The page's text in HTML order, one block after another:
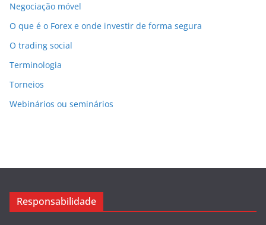
Negociação móvel
O que é o Forex e onde investir de forma segura
O trading social
Terminologia
Torneios
Webinários ou seminários
Responsabilidade